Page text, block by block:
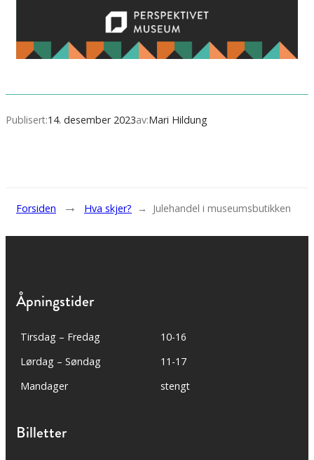
Publisert:14. desember 2023av:Mari Hildung
Forsiden → Hva skjer? → Julehandel i museumsbutikken
Åpningstider
Tirsdag – Fredag
10-16
Lørdag – Søndag
11-17
Mandager
stengt
Billetter